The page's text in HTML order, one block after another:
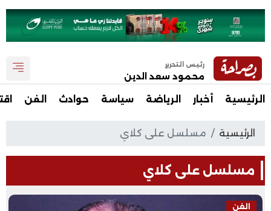
رئيس التحرير
محمود سعد الدين
الرئيسية أخبار الرياضة سياسة حوادث الفن
الرئيسية مسلسل على كلاي
مسلسل على كلاي
الفن